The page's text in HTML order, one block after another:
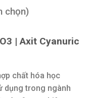
chọn)
| Axit Cyanuric
chất hóa học
dụng trong ngành